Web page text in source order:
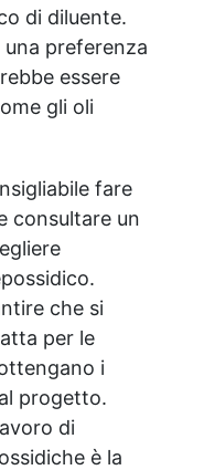
di diluente.
una preferenza
essere
gli oli
fare
consultare un
che si
per le
i
progetto.
di
è la